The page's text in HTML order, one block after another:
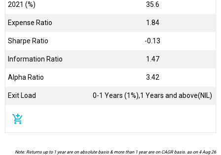
2021 (%) 35.6
Expense Ratio 1.84
Sharpe Ratio -0.13
Information Ratio 1.47
Alpha Ratio 3.42
Exit Load 0-1 Years (1%),1 Years and above(NIL)
add_shopping_cart
Note: Returns up to 1 year are on absolute basis & more than 1 year are on CAGR basis. as on 4 Aug 26